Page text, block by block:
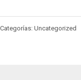
Categorías: Uncategorized